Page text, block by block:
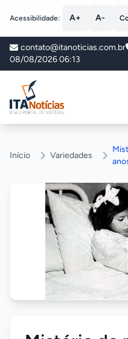
Acessibilidade: A+ A-
contato@itanoticias.com.br
08/08/2026 06:13
ITA Notícias
Início Variedades